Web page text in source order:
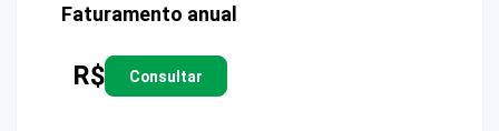
Faturamento anual
R$ Consultar